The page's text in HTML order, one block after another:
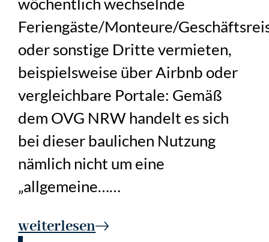
wöchentlich wechselnde
Feriengäste/Monteure/
oder sonstige Dritte vermieten,
beispielsweise über Airbnb oder
vergleichbare Portale: Gemäß
dem OVG NRW handelt es sich
bei dieser baulichen Nutzung
nämlich nicht um eine
„allgemeine……
weiterlesen